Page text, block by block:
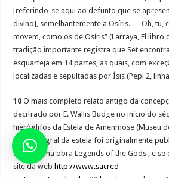
[referindo-se aqui ao defunto que se
divino], semelhantemente a Osíris. … Oh, tu,
movem, como os de Osíris” (Larraya, El libro
tradição importante registra que Set
esquarteja em 14 partes, as quais, com
localizadas e sepultadas por Ísis (Pepi 2,
10 O mais completo relato antigo da
decifrado por E. Wallis Budge no início do
hieróglifos da Estela de Amenmose (Museu
texto integral da estela foi originalmente
em 1912, na obra Legends of the Gods , e
site da web http://www.sacred-